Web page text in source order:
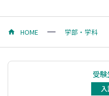
HOME 学部・学科
受